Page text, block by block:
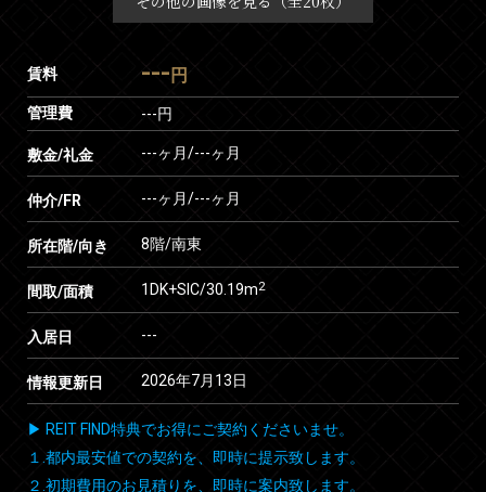
賃料 --- 円
管理費 ---円
敷金/礼金 ---ヶ月/---ヶ月
仲介/FR ---ヶ月/---ヶ月
所在階/向き 8階/南東
間取/面積 1DK+SIC/30.19m2
入居日 ---
情報更新日 2026年7月13日
▶ REIT FIND特典でお得にご契約くださいませ。
１.都内最安値での契約を、即時に提示致します。
２.初期費用のお見積りを、即時に案内致します。